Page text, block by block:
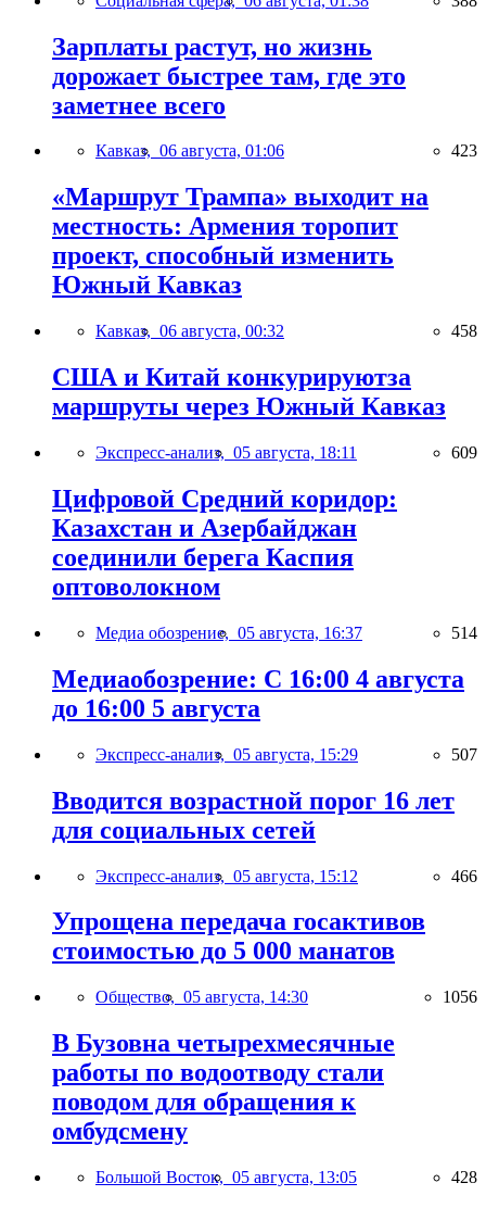
Зарплаты растут, но жизнь
дорожает быстрее там, где это
заметнее всего
Кавказ, 06 августа, 01:06 423
«Маршрут Трампа» выходит на
местность: Армения торопит
проект, способный изменить
Южный Кавказ
Кавказ, 06 августа, 00:32 458
США и Китай конкурируютза
маршруты через Южный Кавказ
Экспресс-анализ, 05 августа, 18:11 609
Цифровой Средний коридор:
Казахстан и Азербайджан
соединили берега Каспия
оптоволокном
Медиа обозрение, 05 августа, 16:37 514
Медиаобозрение: С 16:00 4 августа
до 16:00 5 августа
Экспресс-анализ, 05 августа, 15:29 507
Вводится возрастной порог 16 лет
для социальных сетей
Экспресс-анализ, 05 августа, 15:12 466
Упрощена передача госактивов
стоимостью до 5 000 манатов
Общество, 05 августа, 14:30 1056
В Бузовна четырехмесячные
работы по водоотводу стали
поводом для обращения к
омбудсмену
Большой Восток, 05 августа, 13:05 428